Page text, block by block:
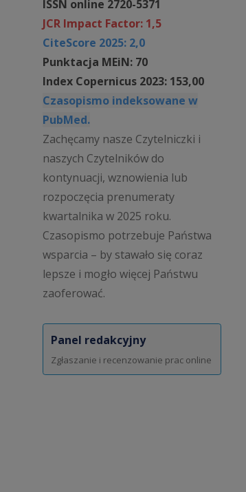
ISSN online 2720-5371
JCR Impact Factor: 1,5
CiteScore 2025: 2,0
Punktacja MEiN: 70
Index Copernicus 2023: 153,00
Czasopismo indeksowane w
PubMed.
Zachęcamy nasze Czytelniczki i
naszych Czytelników do
kontynuacji, wznowienia lub
rozpoczęcia prenumeraty
kwartalnika w 2025 roku.
Czasopismo potrzebuje Państwa
wsparcia – by stawało się coraz
lepsze i mogło więcej Państwu
zaoferować.
Panel redakcyjny
Zgłaszanie i recenzowanie prac online